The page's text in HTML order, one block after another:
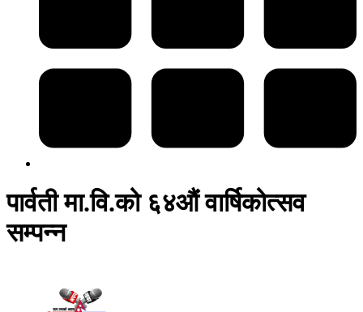
पार्वती मा.वि.को ६४औं वार्षिकोत्सव
सम्पन्न